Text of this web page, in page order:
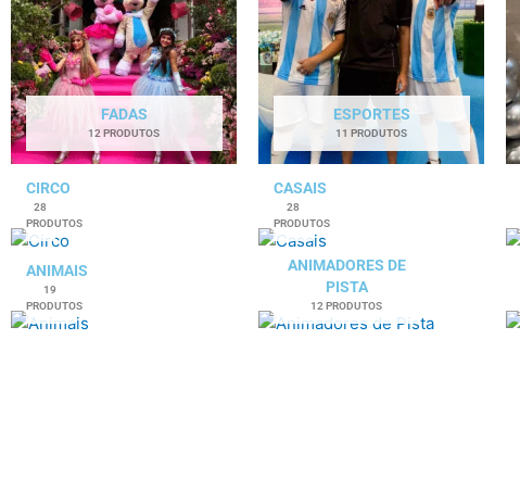
FADAS
12 PRODUTOS
ESPORTES
11 PRODUTOS
CIRCO
28
PRODUTOS
CASAIS
28
PRODUTOS
ANIMAIS
19
PRODUTOS
ANIMADORES DE
PISTA
12 PRODUTOS